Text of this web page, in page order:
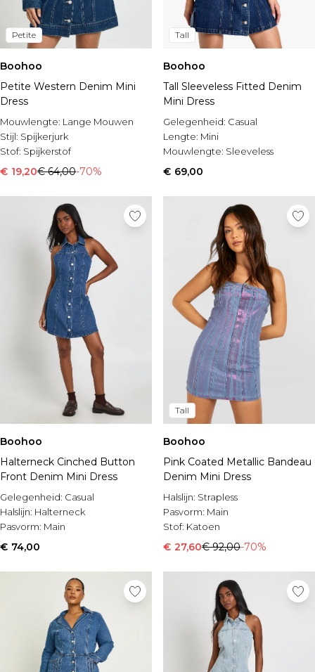
Petite
Boohoo
Petite Western Denim Mini
Dress
Mouwlengte: Lange Mouwen
Stijl: Spijkerjurk
Stof: Spijkerstof
€ 19,20€ 64,00-70%
Tall
Boohoo
Tall Sleeveless Fitted Denim
Mini Dress
Gelegenheid: Casual
Lengte: Mini
Mouwlengte: Sleeveless
€ 69,00
Boohoo
Halterneck Cinched Button
Front Denim Mini Dress
Gelegenheid: Casual
Halslijn: Halterneck
Pasvorm: Main
€ 74,00
Tall
Boohoo
Pink Coated Metallic Bandeau
Denim Mini Dress
Halslijn: Strapless
Pasvorm: Main
Stof: Katoen
€ 27,60€ 92,00-70%